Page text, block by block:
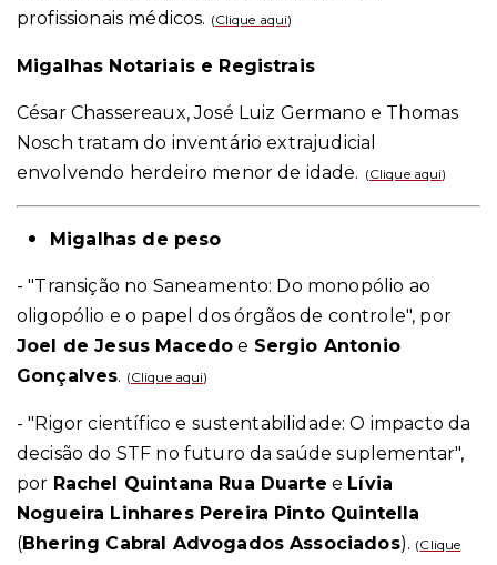
profissionais médicos. (Clique aqui)
Migalhas Notariais e Registrais
César Chassereaux, José Luiz Germano e Thomas
Nosch tratam do inventário extrajudicial
envolvendo herdeiro menor de idade. (Clique aqui)
Migalhas de peso
- "Transição no Saneamento: Do monopólio ao
oligopólio e o papel dos órgãos de controle", por
Joel de Jesus Macedo e Sergio Antonio
Gonçalves. (Clique aqui)
- "Rigor científico e sustentabilidade: O impacto da
decisão do STF no futuro da saúde suplementar",
por Rachel Quintana Rua Duarte e Lívia
Nogueira Linhares Pereira Pinto Quintella
(Bhering Cabral Advogados Associados). (Clique